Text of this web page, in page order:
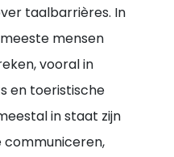
taalbarrières. In
mensen
vooral in
en toeristische
in staat zijn
communiceren,